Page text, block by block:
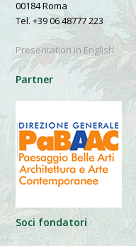
00184 Roma
Tel. +39 06 48777 223
Presentation in English
Partner
Soci fondatori